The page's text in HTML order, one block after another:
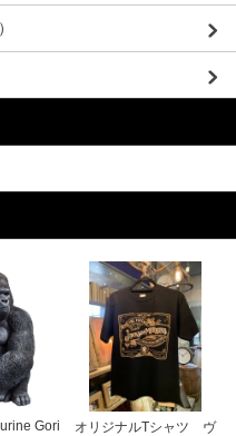
Gori
オリジナルTシャツ ヴ